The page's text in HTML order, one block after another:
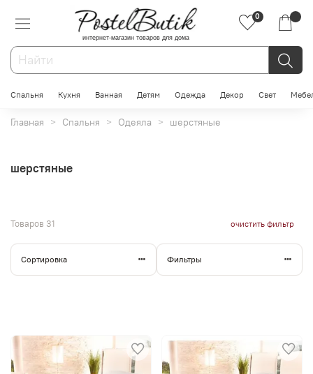
интернет-магазин товаров для дома
0
Спальня Кухня Ванная Детям Одежда Декор Свет
Главная Спальня Одеяла шерстяные
шерстяные
Товаров 31 очистить фильтр
Сортировка Фильтры